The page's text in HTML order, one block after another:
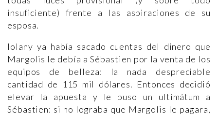
insuficiente) frente a las aspiraciones de su
esposa.
Iolany ya había sacado cuentas del dinero que
Margolis le debía a Sébastien por la venta de los
equipos de belleza: la nada despreciable
cantidad de 115 mil dólares. Entonces decidió
elevar la apuesta y le puso un ultimátum a
Sébastien: si no lograba que Margolis le pagara,